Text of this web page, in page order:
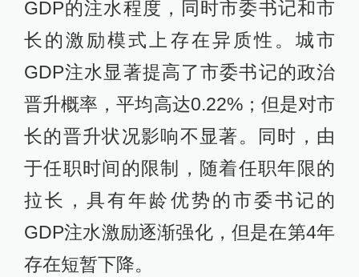
GDP的注水程度，同时市委书记和市
长的激励模式上存在异质性。城市
GDP注水显著提高了市委书记的政治
晋升概率，平均高达0.22%；但是对市
长的晋升状况影响不显著。同时，由
于任职时间的限制，随着任职年限的
拉长，具有年龄优势的市委书记的
GDP注水激励逐渐强化，但是在第4年
存在短暂下降。